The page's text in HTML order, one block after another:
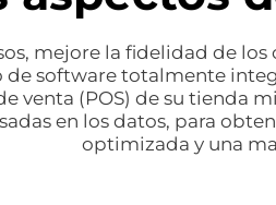
mejore la fidelidad de
de software totalmente
venta (POS) de su tienda
en los datos, para
optimizada y una